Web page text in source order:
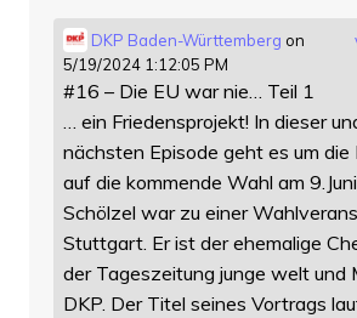
DKP Baden-Württemberg on
5/19/2024 1:12:05 PM
#16 – Die EU war nie… Teil 1
… ein Friedensprojekt! In dieser
nächsten Episode geht es um die
auf die kommende Wahl am
Schölzel war zu einer
Stuttgart. Er ist der ehemalige
der Tageszeitung junge welt und
DKP. Der Titel seines Vortrags